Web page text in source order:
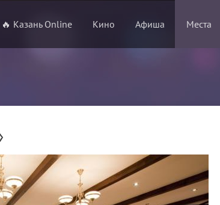
🔥 Казань Online Кино Афиша Места